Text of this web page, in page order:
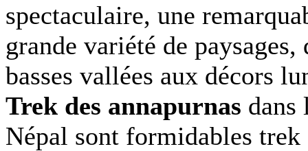
spectaculaire, une
grande variété de
basses vallées aux décors
Trek des annapurnas dans
Népal sont formidables